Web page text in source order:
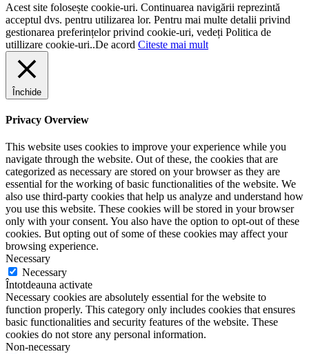
Acest site folosește cookie-uri. Continuarea navigării reprezintă
acceptul dvs. pentru utilizarea lor. Pentru mai multe detalii privind
gestionarea preferințelor privind cookie-uri, vedeți Politica de
utillizare cookie-uri..De acord Citeste mai mult
Închide
Privacy Overview
This website uses cookies to improve your experience while you
navigate through the website. Out of these, the cookies that are
categorized as necessary are stored on your browser as they are
essential for the working of basic functionalities of the website. We
also use third-party cookies that help us analyze and understand how
you use this website. These cookies will be stored in your browser
only with your consent. You also have the option to opt-out of these
cookies. But opting out of some of these cookies may affect your
browsing experience.
Necessary
Necessary
Întotdeauna activate
Necessary cookies are absolutely essential for the website to
function properly. This category only includes cookies that ensures
basic functionalities and security features of the website. These
cookies do not store any personal information.
Non-necessary